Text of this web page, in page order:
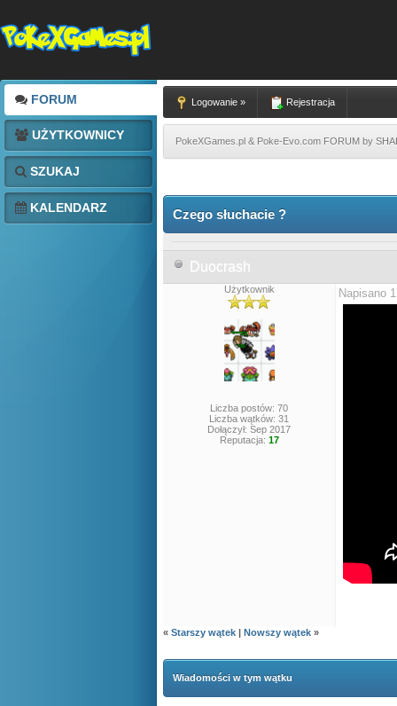
FORUM
UŻYTKOWNICY
SZUKAJ
KALENDARZ
Logowanie » Rejestracja
PokeXGames.pl & Poke-Evo.com FORUM by
Czego słuchacie ?
Duocrash
Użytkownik
Liczba postów: 70
Liczba wątków: 31
Dołączył: Sep 2017
Reputacja: 17
Napisano
« Starszy wątek | Nowszy wątek »
Wiadomości w tym wątku